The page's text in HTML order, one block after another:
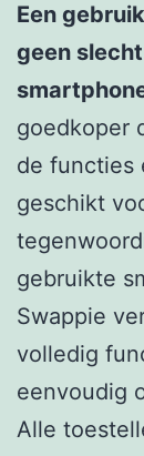
Een
geen
goedkoper
de functies
geschikt
gebruikte
Swappie
volledig
eenvoudig
Alle